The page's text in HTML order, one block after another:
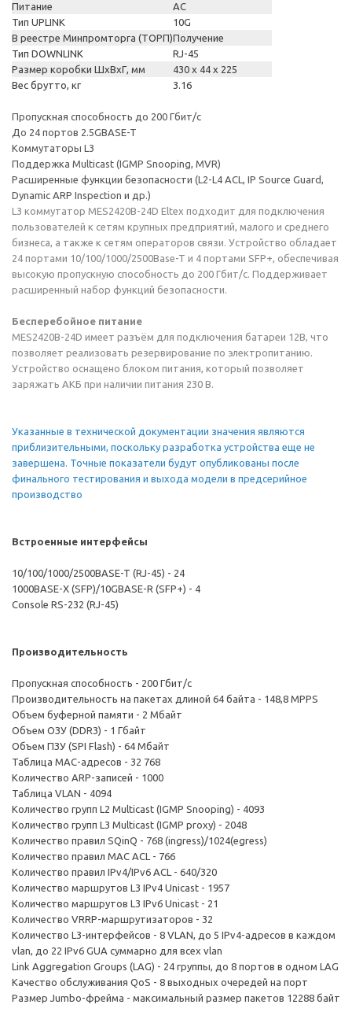
Питание
AC
Тип UPLINK
10G
В реестре Минпромторга (ТОРП)Получение
Тип DOWNLINK
RJ-45
Размер коробки ШхВхГ, мм
430 x 44 x 225
Вес брутто, кг
3.16
Пропускная способность до 200 Гбит/с
До 24 портов 2.5GBASE-T
Коммутаторы L3
Поддержка Multicast (IGMP Snooping, MVR)
Расширенные функции безопасности (L2-L4 ACL, IP Source Guard,
Dynamic ARP Inspection и др.)
L3 коммутатор MES2420B-24D Eltex подходит для подключения
пользователей к сетям крупных предприятий, малого и среднего
бизнеса, а также к сетям операторов связи. Устройство обладает
24 портами 10/100/1000/2500Base-T и 4 портами SFP+, обеспечивая
высокую пропускную способность до 200 Гбит/с. Поддерживает
расширенный набор функций безопасности.
Бесперебойное питание
MES2420B-24D имеет разъём для подключения батареи 12В, что
позволяет реализовать резервирование по электропитанию.
Устройство оснащено блоком питания, который позволяет
заряжать АКБ при наличии питания 230 В.
Указанные в технической документации значения являются
приблизительными, поскольку разработка устройства еще не
завершена. Точные показатели будут опубликованы после
финального тестирования и выхода модели в предсерийное
производство
Встроенные интерфейсы
10/100/1000/2500BASE-T (RJ-45) - 24
1000BASE-X (SFP)/10GBASE-R (SFP+) - 4
Console RS-232 (RJ-45)
Производительность
Пропускная способность - 200 Гбит/с
Производительность на пакетах длиной 64 байта - 148,8 MPPS
Объем буферной памяти - 2 Мбайт
Объем ОЗУ (DDR3) - 1 Гбайт
Объем ПЗУ (SPI Flash) - 64 Мбайт
Таблица MAC-адресов - 32 768
Количество ARP-записей - 1000
Таблица VLAN - 4094
Количество групп L2 Multicast (IGMP Snooping) - 4093
Количество групп L3 Multicast (IGMP proxy) - 2048
Количество правил SQinQ - 768 (ingress)/1024(egress)
Количество правил MAC ACL - 766
Количество правил IPv4/IPv6 ACL - 640/320
Количество маршрутов L3 IPv4 Unicast - 1957
Количество маршрутов L3 IPv6 Unicast - 21
Количество VRRP-маршрутизаторов - 32
Количество L3-интерфейсов - 8 VLAN, до 5 IPv4-адресов в каждом
vlan, до 22 IРv6 GUA суммарно для всех vlan
Link Aggregation Groups (LAG) - 24 группы, до 8 портов в одном LAG
Качество обслуживания QoS - 8 выходных очередей на порт
Размер Jumbo-фрейма - максимальный размер пакетов 12288 байт